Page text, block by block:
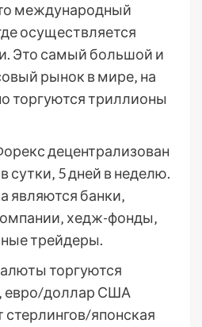
международный
осуществляется
Это самый большой и
рынок в мире‚ на
торгуются триллионы
децентрализован
сутки‚ 5 дней в неделю.
являются банки‚
хедж-фонды‚
трейдеры.
торгуются
евро/доллар США
стерлингов/японская